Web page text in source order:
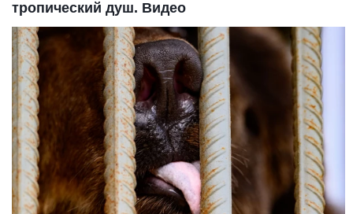
тропический душ. Видео